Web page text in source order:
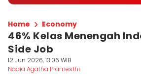
Home Economy
46% Kelas Menengah
Side Job
12 Jun 2026, 13:06 WIB
Nadia Agatha Pramesthi